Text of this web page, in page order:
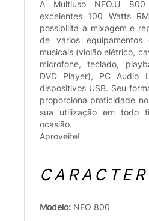
A Multiuso NEO.U 800
excelentes 100 Watts
possibilita a mixagem e
de vários equipamentos
musicais (violão elétrico,
microfone, teclado,
DVD Player), PC Audio
dispositivos USB. Seu
proporciona praticidade
sua utilização em todo
ocasião.
Aproveite!
Modelo: NEO 800